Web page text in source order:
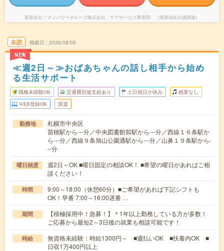
派遣会社 マンパワーグループ株式会社 ケアサービス事業部 （医療福祉介護関連）
未読
NEW
掲載日 2026/08/05
≪週2日～≫おばあちゃんの話し相手から始め
る生活サポート
職種未経験OK 交通費別途支給あり 土日祝日が休み 残業なし
WEB登録OK 派遣
勤務地
札幌市中央区
苗穂駅から---分／中央図書館前駅から---分／西線１６条駅か
ら---分／西線９条旭山公園通駅から---分／山鼻１９条駅から-
--分
曜日頻度
週2日～OK ■曜日固定の相談OK！ ■希望の曜日があればご相
談ください！
時間
9:00～18:00（休憩60分）■ご希望があれば下記シフトも
OK！早番 7:00～16:00遅番 …
期間
【積極採用中！急募！】＊1年以上勤務している方が多数！
ご応募から最短2～3日後の就業も相談可能です！
時給
無資格未経験：時給1300円～ ■週払いOK ■扶養内OK ■
日収1万400円以上